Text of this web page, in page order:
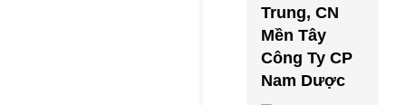
Trung, CN
Mền Tây
Công Ty CP
Nam Dược